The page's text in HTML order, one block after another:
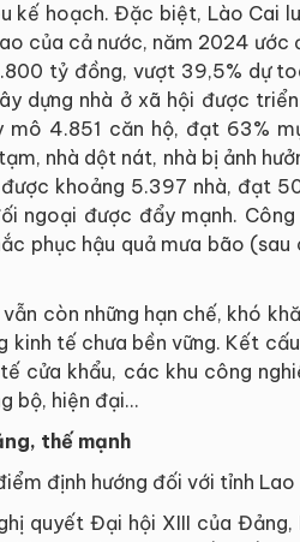
kế hoạch. Đặc biệt, Lào Cai
của cả nước, năm 2024 ước
tỷ đồng, vượt 39,5% dự
dựng nhà ở xã hội được
4.851 căn hộ, đạt 63%
nhà dột nát, nhà bị ảnh
khoảng 5.397 nhà, đạt
ngoại được đẩy mạnh.
phục hậu quả mưa bão (sau
còn những hạn chế, khó
tế chưa bền vững. Kết
cửa khẩu, các khu công
bộ, hiện đại...
thế mạnh
định hướng đối với tỉnh Lao
quyết Đại hội XIII của Đảng,